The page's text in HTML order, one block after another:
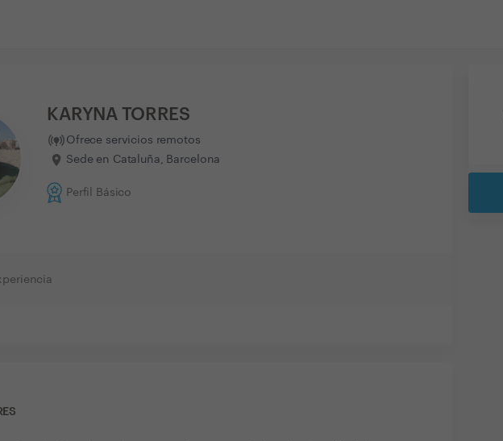
KARYNA TORRES
Ofrece servicios remotos
Sede en Cataluña, Barcelona
Perfil Básico